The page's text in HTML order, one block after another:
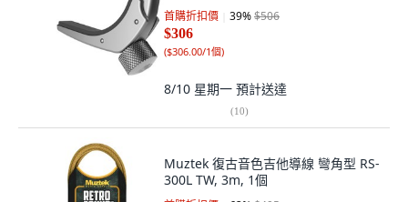
首購折扣價 39%$506
$306
($306.00/1個)
8/10 星期一 預計送達
(10)
Muztek 復古音色吉他導線 彎角型 RS-
300L TW, 3m, 1個